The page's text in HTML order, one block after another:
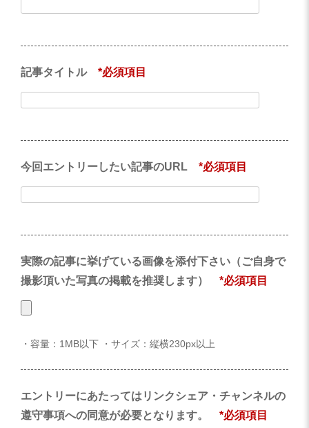
記事タイトル *必須項目
今回エントリーしたい記事のURL *必須項目
実際の記事に挙げている画像を添付下さい（ご自身で
撮影頂いた写真の掲載を推奨します） *必須項目
・容量：1MB以下 ・サイズ：縦横230px以上
エントリーにあたってはリンクシェア・チャンネルの
遵守事項への同意が必要となります。 *必須項目